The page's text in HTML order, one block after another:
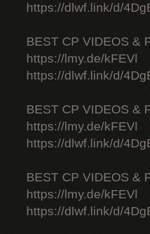
https://dlwf.link/d/
BEST CP VIDEOS &
https://lmy.de/kFEVl
https://dlwf.link/d/
BEST CP VIDEOS &
https://lmy.de/kFEVl
https://dlwf.link/d/
BEST CP VIDEOS &
https://lmy.de/kFEVl
https://dlwf.link/d/